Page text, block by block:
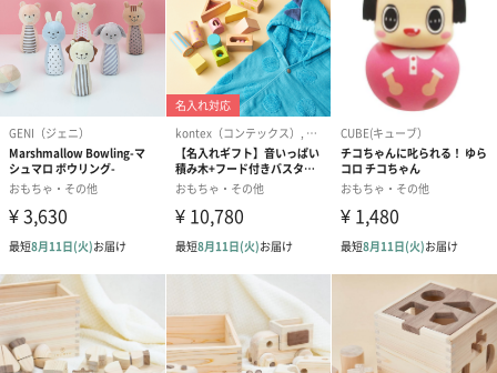
商品の形質上、のしを直接添付できない商品にのし風のカードを
同梱します。
※のし下はご記入いただけません。
※カードのデザインは一部変更する場合があります。
結婚祝い（御結婚御
祝）（110円）
出産祝い（御出産御
祝）（110円）
内祝い_蝶結
（110円）